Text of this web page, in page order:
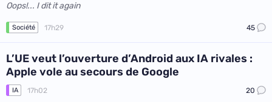
Oops!... I dit it again
Société 17h29 45
L’UE veut l’ouverture d’Android aux IA rivales :
Apple vole au secours de Google
IA 17h02 20